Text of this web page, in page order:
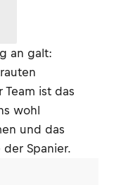
an galt:
ist das
wohl
und das
Spanier.